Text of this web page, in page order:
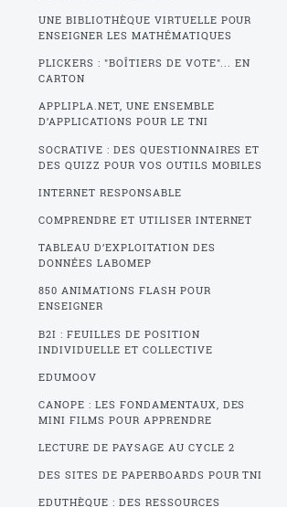
UNE BIBLIOTHÈQUE VIRTUELLE POUR
ENSEIGNER LES MATHÉMATIQUES
PLICKERS : "BOÎTIERS DE VOTE"... EN
CARTON
APPLIPLA.NET, UNE ENSEMBLE
D’APPLICATIONS POUR LE TNI
SOCRATIVE : DES QUESTIONNAIRES ET
DES QUIZZ POUR VOS OUTILS MOBILES
INTERNET RESPONSABLE
COMPRENDRE ET UTILISER INTERNET
TABLEAU D’EXPLOITATION DES
DONNÉES LABOMEP
850 ANIMATIONS FLASH POUR
ENSEIGNER
B2I : FEUILLES DE POSITION
INDIVIDUELLE ET COLLECTIVE
EDUMOOV
CANOPE : LES FONDAMENTAUX, DES
MINI FILMS POUR APPRENDRE
LECTURE DE PAYSAGE AU CYCLE 2
DES SITES DE PAPERBOARDS POUR TNI
EDUTHÈQUE : DES RESSOURCES